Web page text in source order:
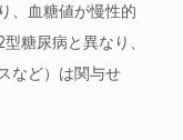
、血糖値が慢性的
糖尿病と異なり、
など）は関与せ